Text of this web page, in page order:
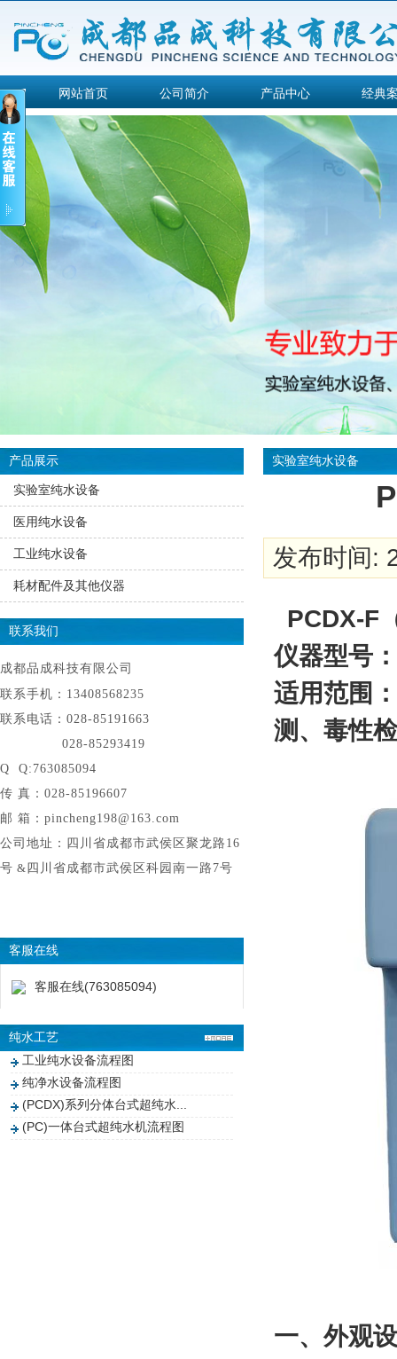
网站首页 公司简介 产品中心 经典
产品展示
实验室纯水设备
医用纯水设备
工业纯水设备
耗材配件及其他仪器
联系我们
成都品成科技有限公司
联系手机：13408568235
联系电话：028-85191663
028-85293419
Q Q:763085094
传 真：028-85196607
邮 箱：pincheng198@163.com
公司地址：四川省成都市武侯区聚龙路16
号 & 四川省成都市武侯区科园南一路7号
客服在线
客服在线(763085094)
纯水工艺
工业纯水设备流程图
纯净水设备流程图
(PCDX)系列分体台式超纯水...
(PC)一体台式超纯水机流程图
实验室纯水设备
发布时间:
PCDX-F
仪器型号：
适用范围
测、毒性
一、外观